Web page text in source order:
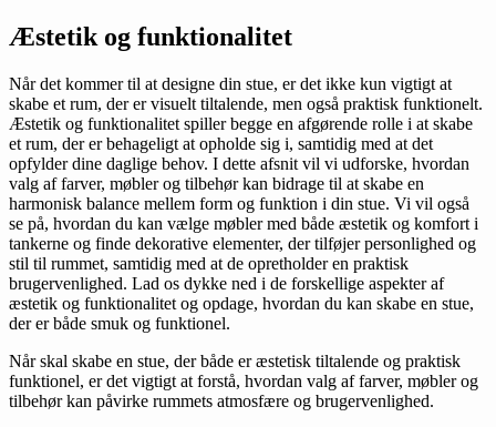
Æstetik og funktionalitet
Når det kommer til at designe din stue, er det ikke kun vigtigt at
skabe et rum, der er visuelt tiltalende, men også praktisk funktionelt.
Æstetik og funktionalitet spiller begge en afgørende rolle i at skabe
et rum, der er behageligt at opholde sig i, samtidig med at det
opfylder dine daglige behov. I dette afsnit vil vi udforske, hvordan
valg af farver, møbler og tilbehør kan bidrage til at skabe en
harmonisk balance mellem form og funktion i din stue. Vi vil også
se på, hvordan du kan vælge møbler med både æstetik og komfort i
tankerne og finde dekorative elementer, der tilføjer personlighed og
stil til rummet, samtidig med at de opretholder en praktisk
brugervenlighed. Lad os dykke ned i de forskellige aspekter af
æstetik og funktionalitet og opdage, hvordan du kan skabe en stue,
der er både smuk og funktionel.
Når skal skabe en stue, der både er æstetisk tiltalende og praktisk
funktionel, er det vigtigt at forstå, hvordan valg af farver, møbler og
tilbehør kan påvirke rummets atmosfære og brugervenlighed.